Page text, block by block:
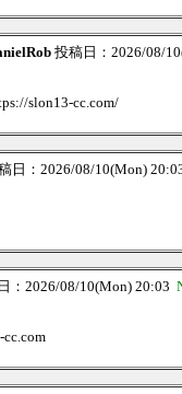
投稿日：2026/08/
slon13-cc.com/
日：2026/08/10(Mon)
：2026/08/10(Mon) 20:03
cc.com